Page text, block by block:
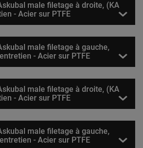
male filetage à droite, (KA
- Acier sur PTFE
male filetage à gauche,
- Acier sur PTFE
male filetage à droite, (KA
- Acier sur PTFE
male filetage à gauche,
- Acier sur PTFE